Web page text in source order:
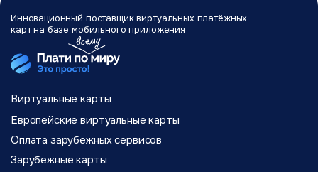
Инновационный поставщик виртуальныхплатёжных
карт на базе мобильного приложения
Виртуальные карты
Европейские виртуальные карты
Оплата зарубежных сервисов
Зарубежные карты